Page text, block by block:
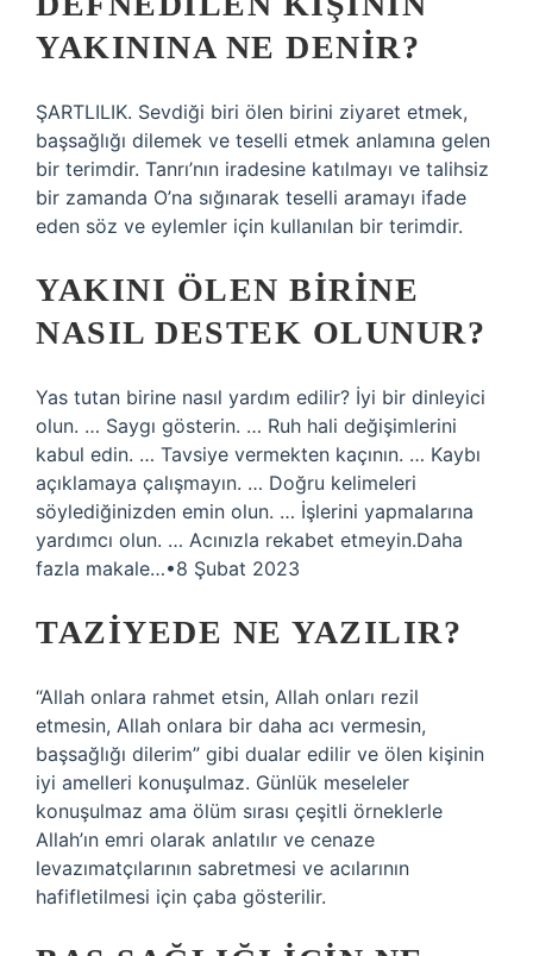
YAKININA NE DENIR?
ŞARTLILIK. Sevdiği biri ölen birini ziyaret etmek,
başsağlığı dilemek ve teselli etmek anlamına gelen
bir terimdir. Tanrı’nın iradesine katılmayı ve talihsiz
bir zamanda O’na sığınarak teselli aramayı ifade
eden söz ve eylemler için kullanılan bir terimdir.
YAKINI ÖLEN BIRINE
NASIL DESTEK OLUNUR?
Yas tutan birine nasıl yardım edilir? İyi bir dinleyici
olun. … Saygı gösterin. … Ruh hali değişimlerini
kabul edin. … Tavsiye vermekten kaçının. … Kaybı
açıklamaya çalışmayın. … Doğru kelimeleri
söylediğinizden emin olun. … İşlerini yapmalarına
yardımcı olun. … Acınızla rekabet etmeyin.Daha
fazla makale…•8 Şubat 2023
TAZIYEDE NE YAZILIR?
“Allah onlara rahmet etsin, Allah onları rezil
etmesin, Allah onlara bir daha acı vermesin,
başsağlığı dilerim” gibi dualar edilir ve ölen kişinin
iyi amelleri konuşulmaz. Günlük meseleler
konuşulmaz ama ölüm sırası çeşitli örneklerle
Allah’ın emri olarak anlatılır ve cenaze
levazımatçılarının sabretmesi ve acılarının
hafifletilmesi için çaba gösterilir.